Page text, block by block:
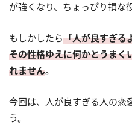
が強くなり、ちょっぴり損な
もしかしたら「人が良すぎる
その性格ゆえに何かとうまく
れません。
今回は、人が良すぎる人の恋
う。